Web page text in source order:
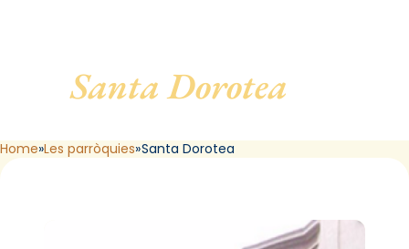
Santa Dorotea
Home Les parròquies Santa Dorotea